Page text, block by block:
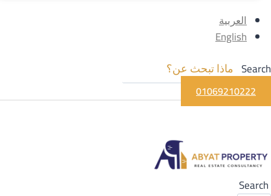
العربية
English
Search
01069210222
Search